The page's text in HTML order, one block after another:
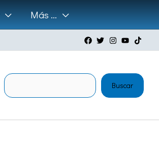
Más …
Buscar